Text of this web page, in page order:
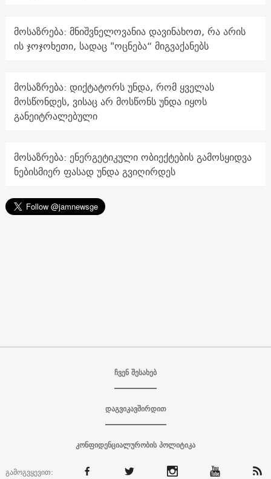
მოსაზრება: მნიშვნელოვანია დავინახოთ, რა არის
ის ჯოჯოხეთი, სადაც "ოცნება“ მიგვაქანებს
მოსაზრება: დიქტატორს უნდა, რომ ყველას
მოსწონდეს, ვისაც არ მოსწონს უნდა იყოს
განეიტრალებული
მოსაზრება: ენერგეტიკული ობიექტების გამოსყიდვა
ნებისმიერ ფასად უნდა გვიღირდეს
ჩვენ შესახებ
დაგვიკავშირდით
კონფიდენციალურობის პოლიტიკა
გამოგვყევით: